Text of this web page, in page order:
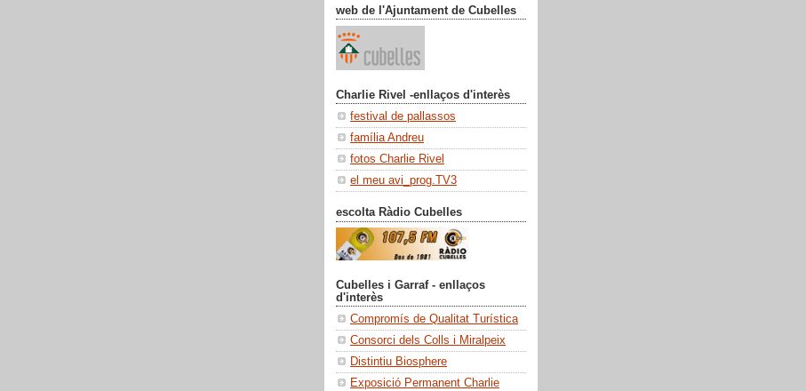
web de l'Ajuntament de Cubelles
Charlie Rivel -enllaços d'interès
festival de pallassos
família Andreu
fotos Charlie Rivel
el meu avi_prog.TV3
escolta Ràdio Cubelles
Cubelles i Garraf - enllaços
d'interès
Compromís de Qualitat Turística
Consorci dels Colls i Miralpeix
Distintiu Biosphere
Exposició Permanent Charlie